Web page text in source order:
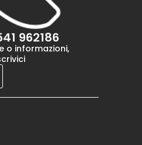
962186
o informazioni,